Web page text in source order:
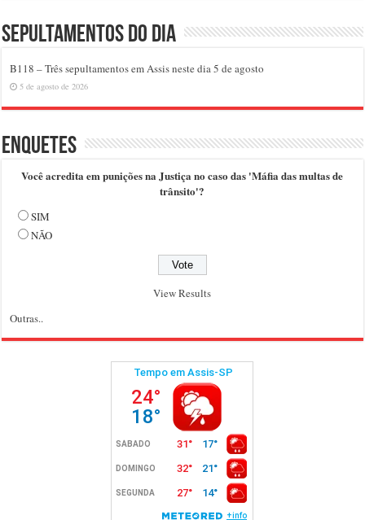
Sepultamentos do dia
B118 – Três sepultamentos em Assis neste dia 5 de agosto
5 de agosto de 2026
Enquetes
Você acredita em punições na Justiça no caso das 'Máfia das multas de
trânsito'?
SIM
NÃO
View Results
Outras..